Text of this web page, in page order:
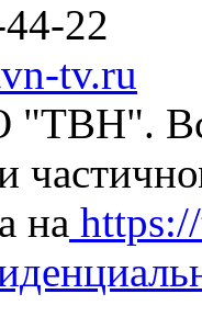
22
tv.ru
"ТВН".
на